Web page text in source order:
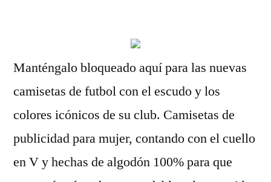
Manténgalo bloqueado aquí para las nuevas
camisetas de futbol con el escudo y los
colores icónicos de su club. Camisetas de
publicidad para mujer, contando con el cuello
en V y hechas de algodón 100% para que